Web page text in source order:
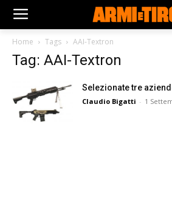
Home Tags AAI-Textron
Tag: AAI-Textron
Selezionate tre
Claudio Bigatti - 1